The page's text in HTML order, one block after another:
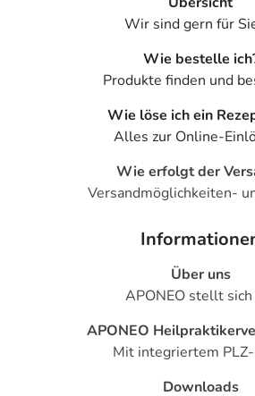
Wir sind gern für
Wie bestelle
Produkte finden und
Wie löse ich ein
Alles zur Online-
Wie erfolgt der
Versandmöglichkeiten-
Über uns
APONEO stellt
APONEO
Mit integriertem
Downloads